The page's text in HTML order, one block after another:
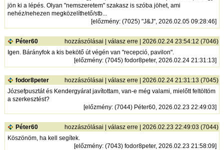
jön ki a lépés. Olyan "nemszeretem" szakasz is szóba jöhet, ami
nehéz/nehezen megközelíthető/stb...
[előzmény: (7025) "J&J", 2026.02.05 09:28:46]
Péter60 hozzászólásai |válasz erre | 2026.02.24 23:54:12 (7046)
Igen. Bárányfok a kis bekötő út végén van "recepció, pavilon".
[előzmény: (7045) fodor8peter, 2026.02.24 21:31:13]
fodor8peter hozzászólásai |válasz erre | 2026.02.24 21:31:13 (7045)
Józsefpusztát és Kendergyárat javítottam, van-e még valami, mielőtt feltöltöm
a szerkesztést?
[előzmény: (7044) Péter60, 2026.02.23 22:49:03]
Péter60 hozzászólásai |válasz erre | 2026.02.23 22:49:03 (7044)
Köszönöm, ha kell segítek.
[előzmény: (7043) fodor8peter, 2026.02.23 21:58:09]